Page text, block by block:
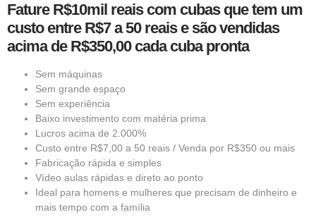
Fature R$10mil reais com cubas que tem um
custo entre R$7 a 50 reais e são vendidas
acima de R$350,00 cada cuba pronta
Sem máquinas
Sem grande espaço
Sem experiência
Baixo investimento com matéria prima
Lucros acima de 2.000%
Custo entre R$7,00 a 50 reais / Venda por R$350 ou mais
Fabricação rápida e simples
Vídeo aulas rápidas e direto ao ponto
Ideal para homens e mulheres que precisam de dinheiro e
mais tempo com a família